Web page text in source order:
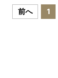
前へ 1